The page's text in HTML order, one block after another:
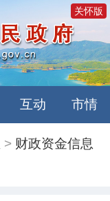
关怀版
互动 市情
> 财政资金信息